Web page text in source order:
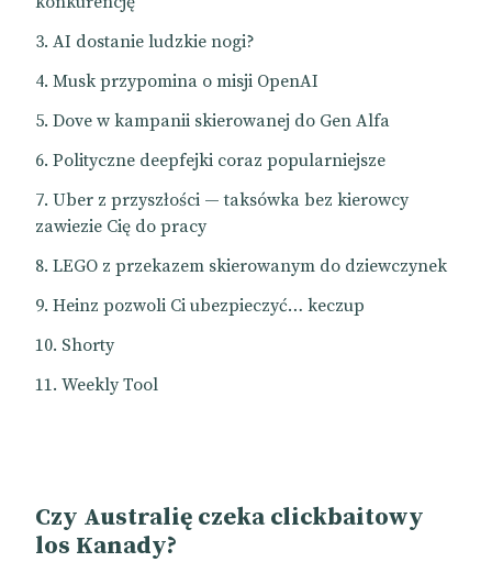
AI dostanie ludzkie nogi?
Musk przypomina o misji OpenAI
Dove w kampanii skierowanej do Gen Alfa
Polityczne deepfejki coraz popularniejsze
Uber z przyszłości — taksówka bez kierowcy
zawiezie Cię do pracy
LEGO z przekazem skierowanym do dziewczynek
Heinz pozwoli Ci ubezpieczyć… keczup
Shorty
Weekly Tool
Czy Australię czeka clickbaitowy
los Kanady?